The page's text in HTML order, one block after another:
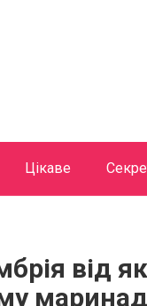
Цікаве
від